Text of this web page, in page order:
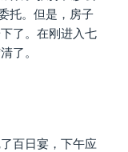
托。但是，房子
了。在刚进入七
了。
百日宴，下午应